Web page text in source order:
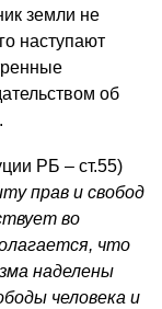
земли не
наступают
об
.
РБ – ст.55)
прав и свобод
во
что
наделены
человека и